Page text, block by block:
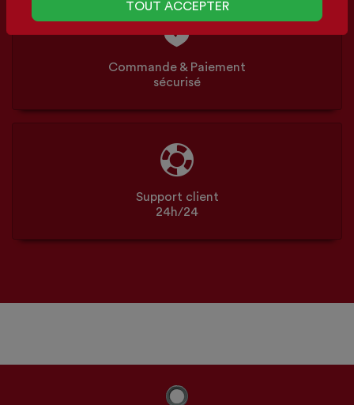
TOUT ACCEPTER
Commande & Paiement
sécurisé
Support client
24h/24